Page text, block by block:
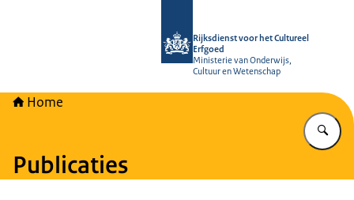
Rijksdienst voor het Cultureel
Erfgoed
Ministerie van Onderwijs,
Cultuur en Wetenschap
Home
Publicaties